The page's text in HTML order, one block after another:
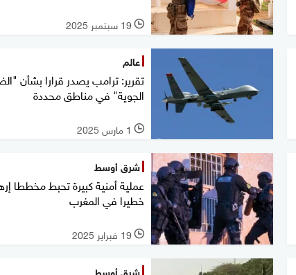
l 19 سبتمبر 2025
عالم
تقرير: ترامب يصدر قرارا بشأن
الجوية" في مناطق محددة
l 1 مارس 2025
شرق أوسط
عملية أمنية كبيرة تحبط مخططا
خطيرا في المغرب
l 19 فبراير 2025
شرق أوسط